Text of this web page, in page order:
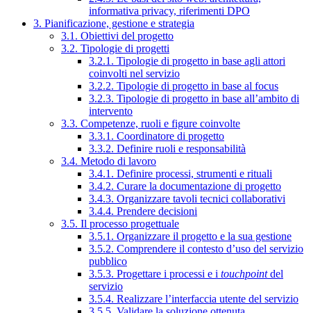
informativa privacy, riferimenti DPO
3. Pianificazione, gestione e strategia
3.1. Obiettivi del progetto
3.2. Tipologie di progetti
3.2.1. Tipologie di progetto in base agli attori
coinvolti nel servizio
3.2.2. Tipologie di progetto in base al focus
3.2.3. Tipologie di progetto in base all’ambito di
intervento
3.3. Competenze, ruoli e figure coinvolte
3.3.1. Coordinatore di progetto
3.3.2. Definire ruoli e responsabilità
3.4. Metodo di lavoro
3.4.1. Definire processi, strumenti e rituali
3.4.2. Curare la documentazione di progetto
3.4.3. Organizzare tavoli tecnici collaborativi
3.4.4. Prendere decisioni
3.5. Il processo progettuale
3.5.1. Organizzare il progetto e la sua gestione
3.5.2. Comprendere il contesto d’uso del servizio
pubblico
3.5.3. Progettare i processi e i touchpointdel
servizio
3.5.4. Realizzare l’interfaccia utente del servizio